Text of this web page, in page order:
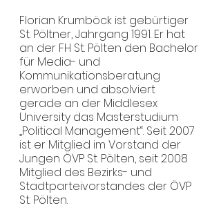
Florian Krumböck ist gebürtiger
St. Pöltner, Jahrgang 1991. Er hat
an der FH St. Pölten den Bachelor
für Media- und
Kommunikationsberatung
erworben und absolviert
gerade an der Middlesex
University das Masterstudium
„Political Management“. Seit 2007
ist er Mitglied im Vorstand der
Jungen ÖVP St. Pölten, seit 2008
Mitglied des Bezirks- und
Stadtparteivorstandes der ÖVP
St. Pölten.